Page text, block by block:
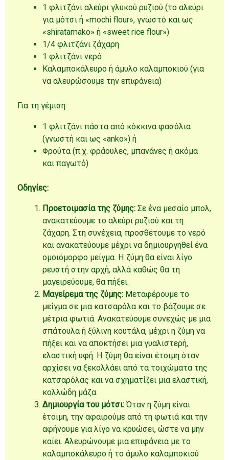
1 φλιτζάνι αλεύρι γλυκού ρυζιού (το αλεύρι
για μότσι ή «mochi flour», γνωστό και ως
«shiratamako» ή «sweet rice flour»)
1/4 φλιτζάνι ζάχαρη
1 φλιτζάνι νερό
Καλαμποκάλευρο ή άμυλο καλαμποκιού (για
να αλευρώσουμε την επιφάνεια)
Για τη γέμιση:
1 φλιτζάνι πάστα από κόκκινα φασόλια
(γνωστή και ως «anko») ή
Φρούτα (π.χ. φράουλες, μπανάνες ή ακόμα
και παγωτό)
Οδηγίες:
Προετοιμασία της ζύμης:Σε ένα μεσαίο μπολ,
ανακατεύουμε το αλεύρι ρυζιού και τη
ζάχαρη. Στη συνέχεια, προσθέτουμε το νερό
και ανακατεύουμε μέχρι να δημιουργηθεί ένα
ομοιόμορφο μείγμα. Η ζύμη θα είναι λίγο
ρευστή στην αρχή, αλλά καθώς θα τη
μαγειρεύουμε, θα πήξει.
Μαγείρεμα της ζύμης:Μεταφέρουμε το
μείγμα σε μια κατσαρόλα και το βάζουμε σε
μέτρια φωτιά. Ανακατεύουμε συνεχώς με μια
σπάτουλα ή ξύλινη κουτάλα, μέχρι η ζύμη να
πήξει και να αποκτήσει μια γυαλιστερή,
ελαστική υφή. Η ζύμη θα είναι έτοιμη όταν
αρχίσει να ξεκολλάει από τα τοιχώματα της
κατσαρόλας και να σχηματίζει μια ελαστική,
κολλώδη μάζα.
Δημιουργία του μότσι:Όταν η ζύμη είναι
έτοιμη, την αφαιρούμε από τη φωτιά και την
αφήνουμε για λίγο να κρυώσει, ώστε να μην
καίει. Αλευρώνουμε μια επιφάνεια με το
καλαμποκάλευρο ή το άμυλο καλαμποκιού